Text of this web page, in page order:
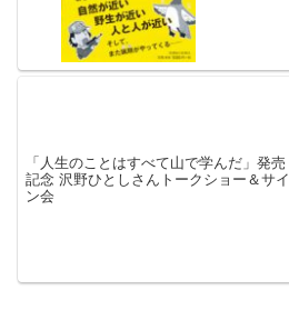
「人生のことはすべて山で学んだ」発売
記念 沢野ひとしさんトークショー＆サイ
ン会